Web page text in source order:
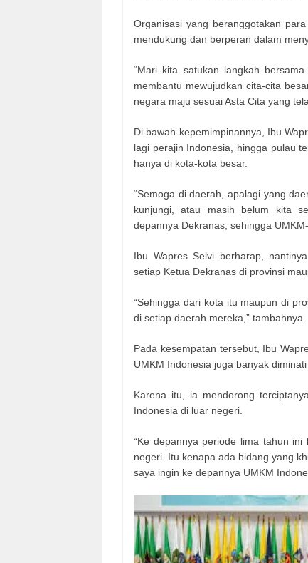
Organisasi yang beranggotakan
mendukung dan berperan dalam
“Mari kita satukan langkah
membantu mewujudkan cita-cita
negara maju sesuai Asta Cita yang
Di bawah kepemimpinannya, Ibu
lagi perajin Indonesia, hingga pulau
hanya di kota-kota besar.
“Semoga di daerah, apalagi yang
kunjungi, atau masih belum kita
depannya Dekranas, sehingga
Ibu Wapres Selvi berharap,
setiap Ketua Dekranas di provinsi
“Sehingga dari kota itu maupun di
di setiap daerah mereka,” tambahnya.
Pada kesempatan tersebut, Ibu
UMKM Indonesia juga banyak
Karena itu, ia mendorong
Indonesia di luar negeri.
“Ke depannya periode lima tahun
negeri. Itu kenapa ada bidang yang
saya ingin ke depannya UMKM